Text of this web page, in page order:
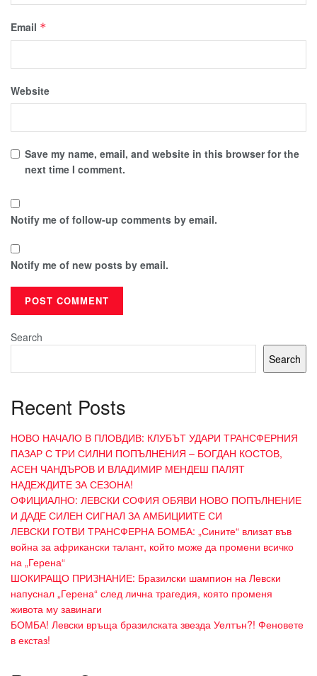
Email *
Website
Save my name, email, and website in this browser for the
next time I comment.
Notify me of follow-up comments by email.
Notify me of new posts by email.
Search
Search
Recent Posts
НОВО НАЧАЛО В ПЛОВДИВ: КЛУБЪТ УДАРИ ТРАНСФЕРНИЯ
ПАЗАР С ТРИ СИЛНИ ПОПЪЛНЕНИЯ – БОГДАН КОСТОВ,
АСЕН ЧАНДЪРОВ И ВЛАДИМИР МЕНДЕШ ПАЛЯТ
НАДЕЖДИТЕ ЗА СЕЗОНА!
ОФИЦИАЛНО: ЛЕВСКИ СОФИЯ ОБЯВИ НОВО ПОПЪЛНЕНИЕ
И ДАДЕ СИЛЕН СИГНАЛ ЗА АМБИЦИИТЕ СИ
ЛЕВСКИ ГОТВИ ТРАНСФЕРНА БОМБА: „Сините“ влизат във
война за африкански талант, който може да промени всичко
на „Герена“
ШОКИРАЩО ПРИЗНАНИЕ: Бразилски шампион на Левски
напуснал „Герена“ след лична трагедия, която променя
живота му завинаги
БОМБА! Левски връща бразилската звезда Уелтън?! Феновете
в екстаз!